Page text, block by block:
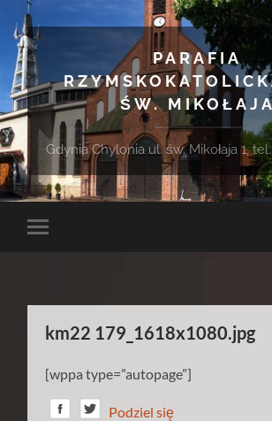
PARAFIA
ŚW.
Gdynia Chylonia ul. św. Mikołaja 1,
Toggle
km22 179_1618x1080.jpg
[wppa type=”autopage”]
Podziel się